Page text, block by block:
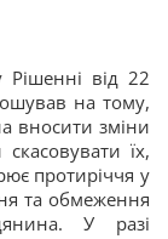
Рішенні від 22
на тому,
вносити зміни
їх,
протиріччя у
та обмеження
У разі